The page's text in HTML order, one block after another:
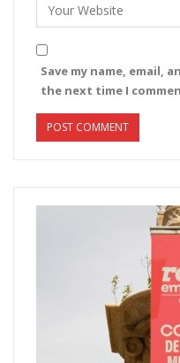
Save my name, email,
the next time I